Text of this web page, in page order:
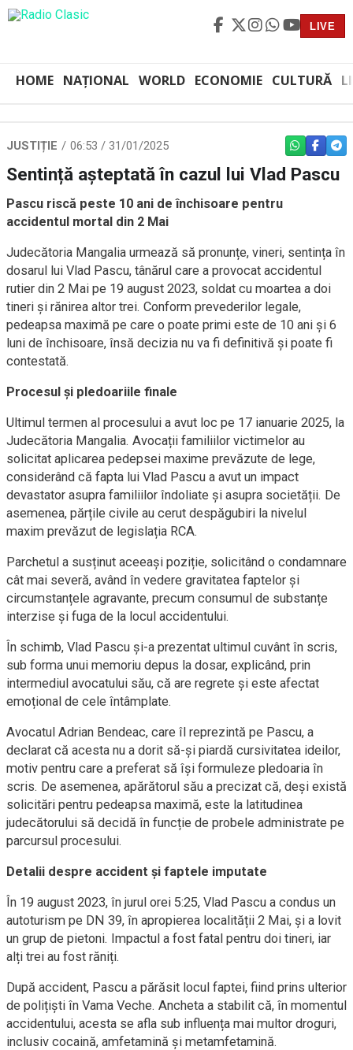
LIVE
HOME NAȚIONAL WORLD ECONOMIE CULTURĂ
JUSTIȚIE 06:53 / 31/01/2025 WHATSAPP
Sentință așteptată în cazul lui Vlad Pascu
Pascu riscă peste 10 ani de închisoare pentru
accidentul mortal din 2 Mai
Judecătoria Mangalia urmează să pronunțe, vineri, sentința în
dosarul lui Vlad Pascu, tânărul care a provocat accidentul
rutier din 2 Mai pe 19 august 2023, soldat cu moartea a doi
tineri și rănirea altor trei. Conform prevederilor legale,
pedeapsa maximă pe care o poate primi este de 10 ani și 6
luni de închisoare, însă decizia nu va fi definitivă și poate fi
contestată.
Procesul și pledoariile finale
Ultimul termen al procesului a avut loc pe 17 ianuarie 2025, la
Judecătoria Mangalia. Avocații familiilor victimelor au
solicitat aplicarea pedepsei maxime prevăzute de lege,
considerând că fapta lui Vlad Pascu a avut un impact
devastator asupra familiilor îndoliate și asupra societății. De
asemenea, părțile civile au cerut despăgubiri la nivelul
maxim prevăzut de legislația RCA.
Parchetul a susținut aceeași poziție, solicitând o condamnare
cât mai severă, având în vedere gravitatea faptelor și
circumstanțele agravante, precum consumul de substanțe
interzise și fuga de la locul accidentului.
În schimb, Vlad Pascu și-a prezentat ultimul cuvânt în scris,
sub forma unui memoriu depus la dosar, explicând, prin
intermediul avocatului său, că are regrete și este afectat
emoțional de cele întâmplate.
Avocatul Adrian Bendeac, care îl reprezintă pe Pascu, a
declarat că acesta nu a dorit să-și piardă cursivitatea ideilor,
motiv pentru care a preferat să își formuleze pledoaria în
scris. De asemenea, apărătorul său a precizat că, deși există
solicitări pentru pedeapsa maximă, este la latitudinea
judecătorului să decidă în funcție de probele administrate pe
parcursul procesului.
Detalii despre accident și faptele imputate
În 19 august 2023, în jurul orei 5:25, Vlad Pascu a condus un
autoturism pe DN 39, în apropierea localității 2 Mai, și a lovit
un grup de pietoni. Impactul a fost fatal pentru doi tineri, iar
alți trei au fost răniți.
După accident, Pascu a părăsit locul faptei, fiind prins ulterior
de polițiști în Vama Veche. Ancheta a stabilit că, în momentul
accidentului, acesta se afla sub influența mai multor droguri,
inclusiv cocaină, amfetamină și metamfetamină.